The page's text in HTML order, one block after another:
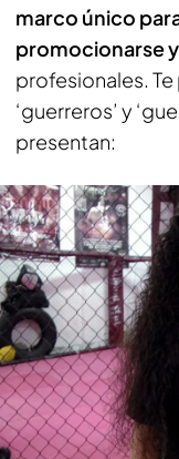
marco único
promocionarse
profesionales.
‘guerreros’ y
presentan: